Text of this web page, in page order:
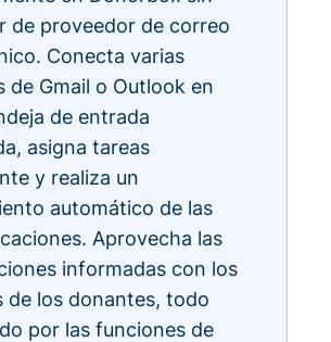
de proveedor de correo
Conecta varias
de Gmail o Outlook en
de entrada
asigna tareas
y realiza un
automático de las
Aprovecha las
informadas con los
de los donantes, todo
por las funciones de